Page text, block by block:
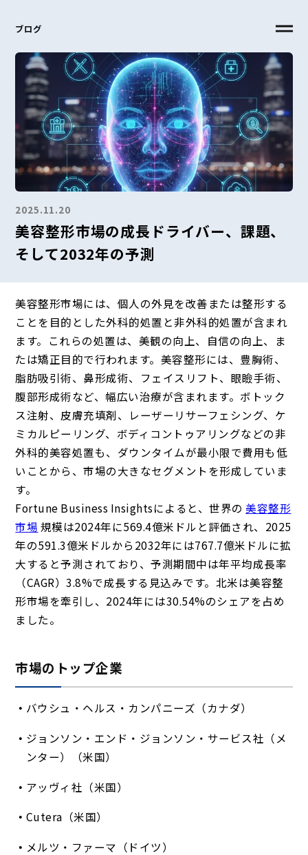
ブログ
2025.11.20
美容整形市場の成長ドライバー、課題、
そして2032年の予測
美容整形市場には、個人の外見を改善または整形する
ことを目的とした外科的処置と非外科的処置が含まれ
ます。これらの処置は、美観の向上、自信の向上、ま
たは矯正目的で行われます。美容整形には、豊胸術、
脂肪吸引術、鼻形成術、フェイスリフト、眼瞼手術、
腹部形成術など、幅広い治療が含まれます。ボトック
ス注射、皮膚充填剤、レーザーリサーフェシング、ケ
ミカルピーリング、ボディコントゥアリングなどの非
外科的美容処置も、ダウンタイムが最小限で費用も低
いことから、市場の大きなセグメントを形成していま
す。
Fortune Business Insightsによると、世界の 美容整形
市場 規模は2024年に569.4億米ドルと評価され、2025
年の591.3億米ドルから2032年には767.7億米ドルに拡
大すると予測されており、予測期間中は年平均成長率
（CAGR）3.8%で成長する見込みです。北米は美容整
形市場を牽引し、2024年には30.54%のシェアを占め
ました。
市場のトップ企業
バウシュ・ヘルス・カンパニーズ（カナダ）
ジョンソン・エンド・ジョンソン・サービス社（メ
ンター）（米国）
アッヴィ社（米国）
Cutera（米国）
メルツ・ファーマ（ドイツ）